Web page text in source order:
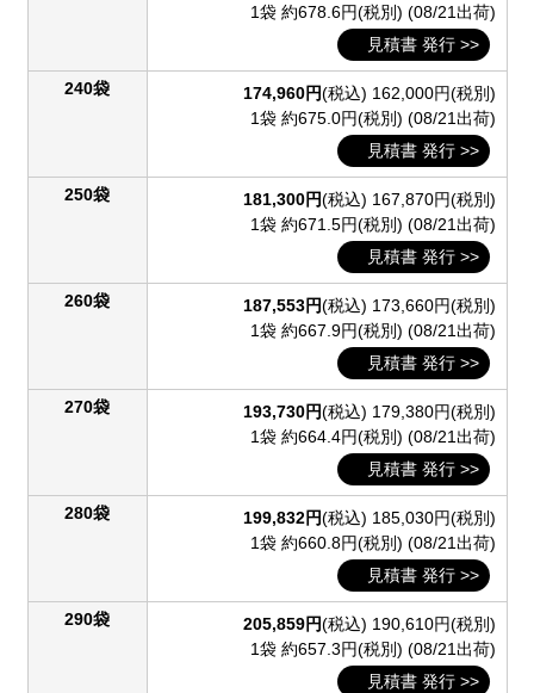
1袋 約678.6円(税別) (08/21出荷)
見積書 発行 >>
240袋 174,960円(税込) 162,000円(税別)
1袋 約675.0円(税別) (08/21出荷)
見積書 発行 >>
250袋 181,300円(税込) 167,870円(税別)
1袋 約671.5円(税別) (08/21出荷)
見積書 発行 >>
260袋 187,553円(税込) 173,660円(税別)
1袋 約667.9円(税別) (08/21出荷)
見積書 発行 >>
270袋 193,730円(税込) 179,380円(税別)
1袋 約664.4円(税別) (08/21出荷)
見積書 発行 >>
280袋 199,832円(税込) 185,030円(税別)
1袋 約660.8円(税別) (08/21出荷)
見積書 発行 >>
290袋 205,859円(税込) 190,610円(税別)
1袋 約657.3円(税別) (08/21出荷)
見積書 発行 >>